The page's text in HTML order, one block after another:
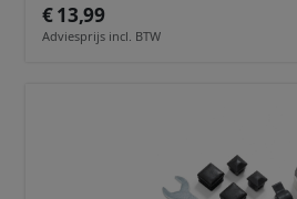
€ 13,99
Adviesprijs incl. BTW